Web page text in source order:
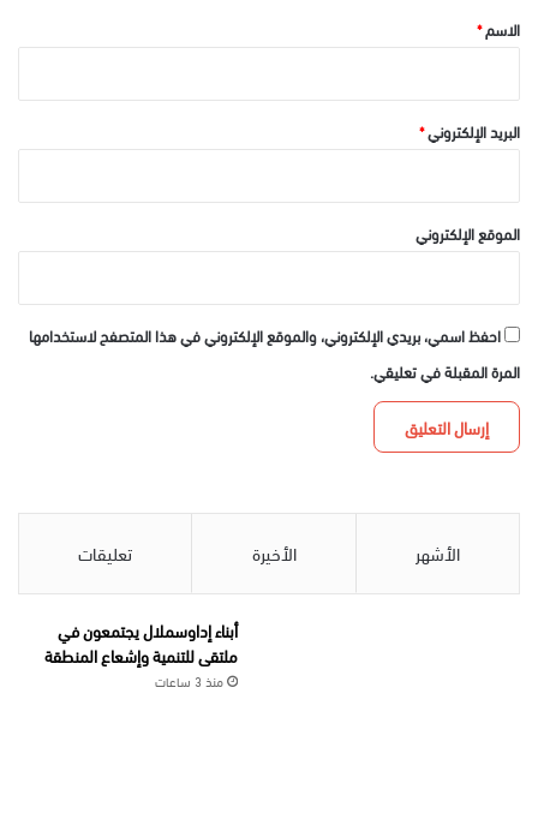
*الاسم*
البريد الإلكتروني*
الموقع الإلكتروني
احفظ اسمي، بريدي الإلكتروني، والموقع الإلكتروني في هذا المتصفح لاستخدامها
المرة المقبلة في تعليقي.
الأشهر الأخيرة تعليقات
أبناء إداوسملال يجتمعون في
ملتقى للتنمية وإشعاع المنطقة
منذ 3 ساعات